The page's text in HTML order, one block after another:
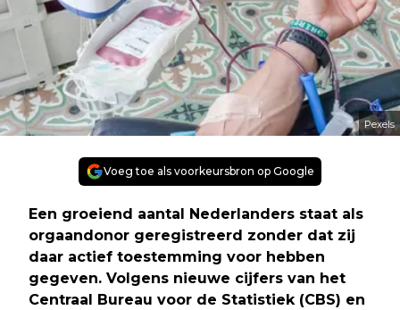
Pexels
Voeg toe als voorkeursbron op Google
Een groeiend aantal Nederlanders staat als
orgaandonor geregistreerd zonder dat zij
daar actief toestemming voor hebben
gegeven. Volgens nieuwe cijfers van het
Centraal Bureau voor de Statistiek (CBS) en